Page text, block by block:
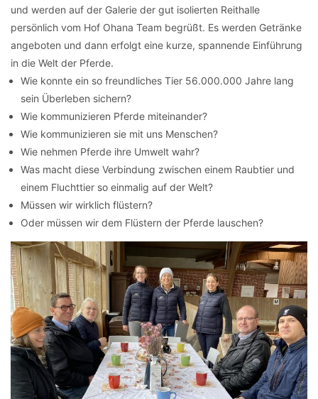
und werden auf der Galerie der gut isolierten Reithalle
persönlich vom Hof Ohana Team begrüßt. Es werden Getränke
angeboten und dann erfolgt eine kurze, spannende Einführung
in die Welt der Pferde.
Wie konnte ein so freundliches Tier 56.000.000 Jahre lang
sein Überleben sichern?
Wie kommunizieren Pferde miteinander?
Wie kommunizieren sie mit uns Menschen?
Wie nehmen Pferde ihre Umwelt wahr?
Was macht diese Verbindung zwischen einem Raubtier und
einem Fluchttier so einmalig auf der Welt?
Müssen wir wirklich flüstern?
Oder müssen wir dem Flüstern der Pferde lauschen?